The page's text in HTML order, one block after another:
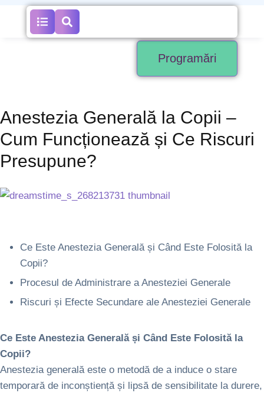
Programări
Anestezia Generală la Copii –
Cum Funcționează și Ce Riscuri
Presupune?
Ce Este Anestezia Generală și Când Este Folosită la
Copii?
Procesul de Administrare a Anesteziei Generale
Riscuri și Efecte Secundare ale Anesteziei Generale
Ce Este Anestezia Generală și Când Este Folosită la
Copii?
Anestezia generală este o metodă de a induce o stare
temporară de inconștiență și lipsă de sensibilitate la durere,